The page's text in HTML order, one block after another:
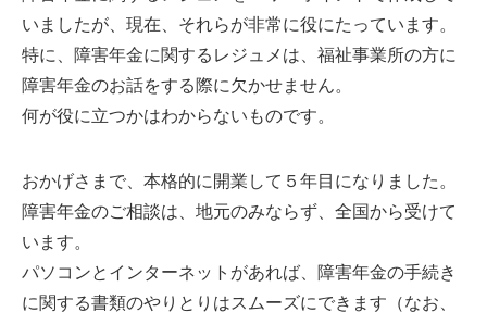
いましたが、現在、それらが非常に役にたっています。
特に、障害年金に関するレジュメは、福祉事業所の方に
障害年金のお話をする際に欠かせません。
何が役に立つかはわからないものです。
おかげさまで、本格的に開業して５年目になりました。
障害年金のご相談は、地元のみならず、全国から受けて
います。
パソコンとインターネットがあれば、障害年金の手続き
に関する書類のやりとりはスムーズにできます（なお、